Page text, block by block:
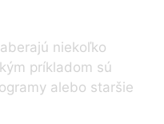
niekoľko
príkladom sú
alebo staršie